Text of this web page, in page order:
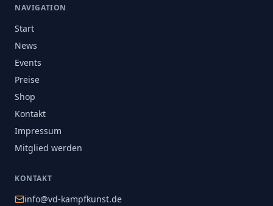
NAVIGATION
Start
News
Events
Preise
Shop
Kontakt
Impressum
Mitglied werden
KONTAKT
info@vd-kampfkunst.de